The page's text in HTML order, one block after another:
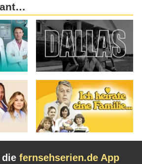
fernsehserien.de App